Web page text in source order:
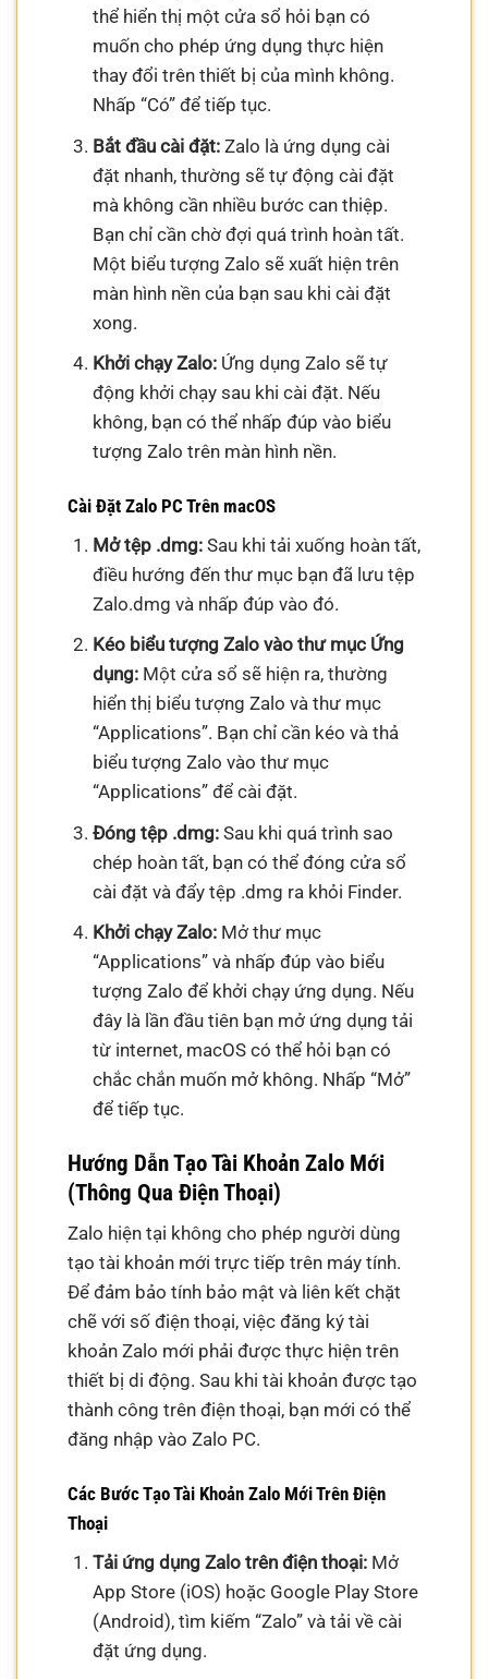
thể hiển thị một cửa sổ hỏi bạn có
muốn cho phép ứng dụng thực hiện
thay đổi trên thiết bị của mình không.
Nhấp “Có” để tiếp tục.
Bắt đầu cài đặt:Zalo là ứng dụng cài
đặt nhanh, thường sẽ tự động cài đặt
mà không cần nhiều bước can thiệp.
Bạn chỉ cần chờ đợi quá trình hoàn tất.
Một biểu tượng Zalo sẽ xuất hiện trên
màn hình nền của bạn sau khi cài đặt
xong.
Khởi chạy Zalo:Ứng dụng Zalo sẽ tự
động khởi chạy sau khi cài đặt. Nếu
không, bạn có thể nhấp đúp vào biểu
tượng Zalo trên màn hình nền.
Cài Đặt Zalo PC Trên macOS
Mở tệp .dmg:Sau khi tải xuống hoàn tất,
điều hướng đến thư mục bạn đã lưu tệp
Zalo.dmg và nhấp đúp vào đó.
Kéo biểu tượng Zalo vào thư mục Ứng
dụng:Một cửa sổ sẽ hiện ra, thường
hiển thị biểu tượng Zalo và thư mục
“Applications”. Bạn chỉ cần kéo và thả
biểu tượng Zalo vào thư mục
“Applications” để cài đặt.
Đóng tệp .dmg:Sau khi quá trình sao
chép hoàn tất, bạn có thể đóng cửa sổ
cài đặt và đẩy tệp .dmg ra khỏi Finder.
Khởi chạy Zalo:Mở thư mục
“Applications” và nhấp đúp vào biểu
tượng Zalo để khởi chạy ứng dụng. Nếu
đây là lần đầu tiên bạn mở ứng dụng tải
từ internet, macOS có thể hỏi bạn có
chắc chắn muốn mở không. Nhấp “Mở”
để tiếp tục.
Hướng Dẫn Tạo Tài Khoản Zalo Mới
(Thông Qua Điện Thoại)
Zalo hiện tại không cho phép người dùng
tạo tài khoản mới trực tiếp trên máy tính.
Để đảm bảo tính bảo mật và liên kết chặt
chẽ với số điện thoại, việc đăng ký tài
khoản Zalo mới phải được thực hiện trên
thiết bị di động. Sau khi tài khoản được tạo
thành công trên điện thoại, bạn mới có thể
đăng nhập vào Zalo PC.
Các Bước Tạo Tài Khoản Zalo Mới Trên Điện
Thoại
Tải ứng dụng Zalo trên điện thoại:Mở
App Store (iOS) hoặc Google Play Store
(Android), tìm kiếm “Zalo” và tải về cài
đặt ứng dụng.